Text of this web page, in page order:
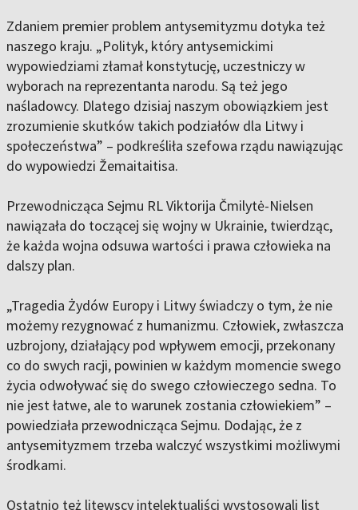
Zdaniem premier problem antysemityzmu dotyka też
naszego kraju. „Polityk, który antysemickimi
wypowiedziami złamał konstytucję, uczestniczy w
wyborach na reprezentanta narodu. Są też jego
naśladowcy. Dlatego dzisiaj naszym obowiązkiem jest
zrozumienie skutków takich podziałów dla Litwy i
społeczeństwa” – podkreśliła szefowa rządu nawiązując
do wypowiedzi Žemaitaitisa.
Przewodnicząca Sejmu RL Viktorija Čmilytė-Nielsen
nawiązała do toczącej się wojny w Ukrainie, twierdząc,
że każda wojna odsuwa wartości i prawa człowieka na
dalszy plan.
„Tragedia Żydów Europy i Litwy świadczy o tym, że nie
możemy rezygnować z humanizmu. Człowiek, zwłaszcza
uzbrojony, działający pod wpływem emocji, przekonany
co do swych racji, powinien w każdym momencie swego
życia odwoływać się do swego człowieczego sedna. To
nie jest łatwe, ale to warunek zostania człowiekiem” –
powiedziała przewodnicząca Sejmu. Dodając, że z
antysemityzmem trzeba walczyć wszystkimi możliwymi
środkami.
Ostatnio też litewscy intelektualiści wystosowali list